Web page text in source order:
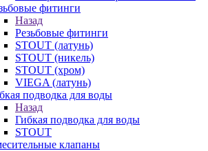
фитинги
Назад
Резьбовые фитинги
STOUT (латунь)
STOUT (никель)
STOUT (хром)
VIEGA (латунь)
подводка для воды
Назад
Гибкая подводка для воды
STOUT
клапаны